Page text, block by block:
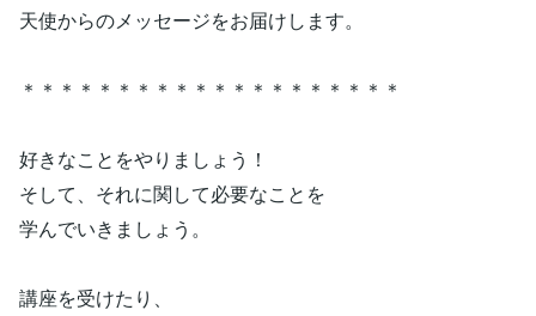
天使からのメッセージをお届けします。
＊＊＊＊＊＊＊＊＊＊＊＊＊＊＊＊＊＊＊＊
好きなことをやりましょう！
そして、それに関して必要なことを
学んでいきましょう。
講座を受けたり、